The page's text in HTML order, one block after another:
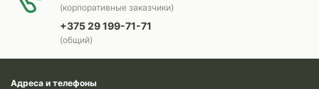
(корпоративные заказчики)
+375 29 199-71-71
(общий)
Адреса и телефоны